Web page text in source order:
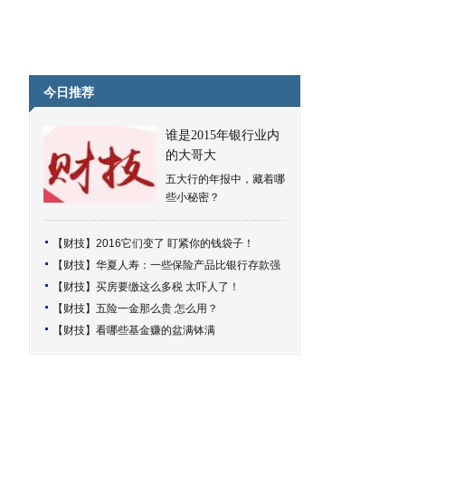
今日推荐
谁是2015年银行业内
的大哥大
五大行的年报中，藏着哪
些小秘密？
【财技】 2016它们变了 盯紧你的钱袋子！
【财技】 华夏人寿：一些保险产品比银行存款强
【财技】 买房要缴这么多税 太吓人了！
【财技】 五险一金那么贵 怎么用？
【财技】 看哪些基金赚的盆满钵满